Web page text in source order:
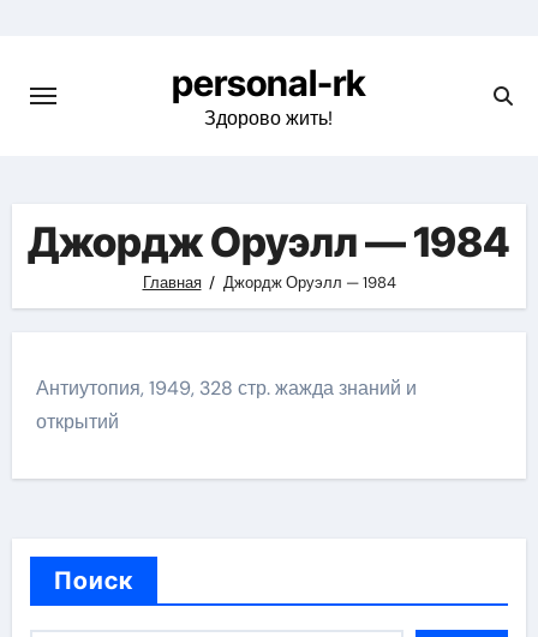
содержимому
personal-rk
Здорово жить!
Джордж Оруэлл — 1984
Главная Джордж Оруэлл — 1984
Антиутопия, 1949, 328 стр. жажда знаний и
открытий
Поиск